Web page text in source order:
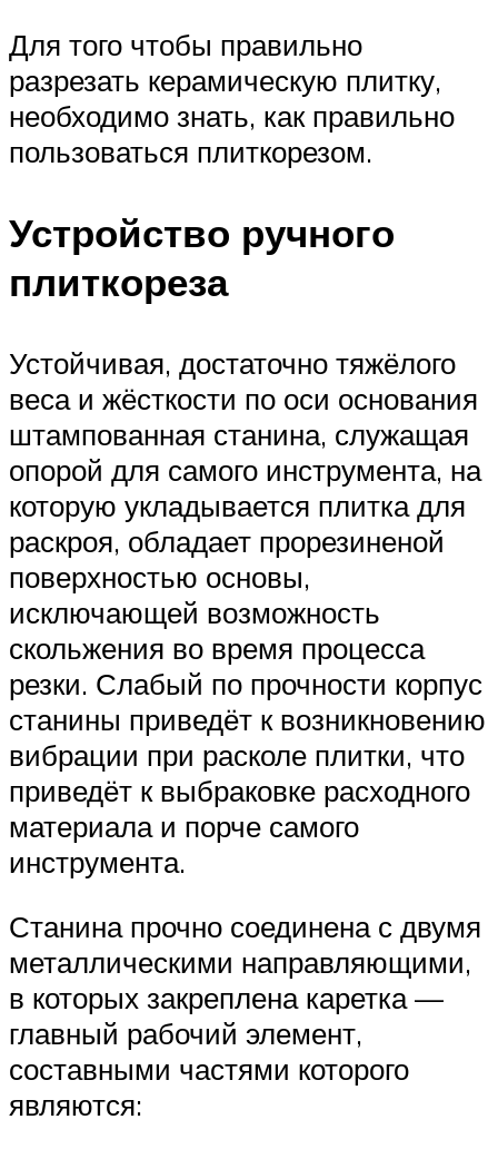
Для того чтобы правильно
разрезать керамическую плитку,
необходимо знать, как правильно
пользоваться плиткорезом.
Устройство ручного
плиткореза
Устойчивая, достаточно тяжёлого
веса и жёсткости по оси основания
штампованная станина, служащая
опорой для самого инструмента, на
которую укладывается плитка для
раскроя, обладает прорезиненой
поверхностью основы,
исключающей возможность
скольжения во время процесса
резки. Слабый по прочности корпус
станины приведёт к возникновению
вибрации при расколе плитки, что
приведёт к выбраковке расходного
материала и порче самого
инструмента.
Станина прочно соединена с двумя
металлическими направляющими,
в которых закреплена каретка —
главный рабочий элемент,
составными частями которого
являются: